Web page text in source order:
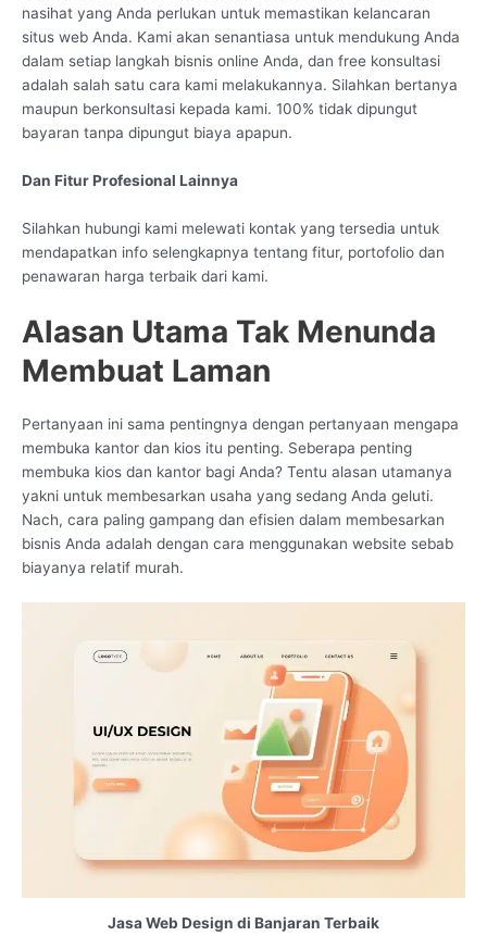
nasihat yang Anda perlukan untuk memastikan kelancaran
situs web Anda. Kami akan senantiasa untuk mendukung Anda
dalam setiap langkah bisnis online Anda, dan free konsultasi
adalah salah satu cara kami melakukannya. Silahkan bertanya
maupun berkonsultasi kepada kami. 100% tidak dipungut
bayaran tanpa dipungut biaya apapun.
Dan Fitur Profesional Lainnya
Silahkan hubungi kami melewati kontak yang tersedia untuk
mendapatkan info selengkapnya tentang fitur, portofolio dan
penawaran harga terbaik dari kami.
Alasan Utama Tak Menunda
Membuat Laman
Pertanyaan ini sama pentingnya dengan pertanyaan mengapa
membuka kantor dan kios itu penting. Seberapa penting
membuka kios dan kantor bagi Anda? Tentu alasan utamanya
yakni untuk membesarkan usaha yang sedang Anda geluti.
Nach, cara paling gampang dan efisien dalam membesarkan
bisnis Anda adalah dengan cara menggunakan website sebab
biayanya relatif murah.
Jasa Web Design di Banjaran Terbaik